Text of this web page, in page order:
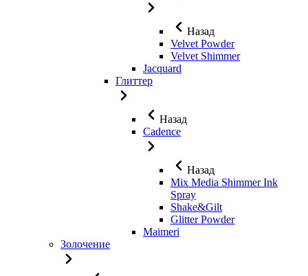
Назад
Velvet Powder
Velvet Shimmer
Jaсquard
Глиттер
Назад
Cadence
Назад
Mix Media Shimmer Ink
Spray
Shake&Gilt
Glitter Powder
Maimeri
Золочение